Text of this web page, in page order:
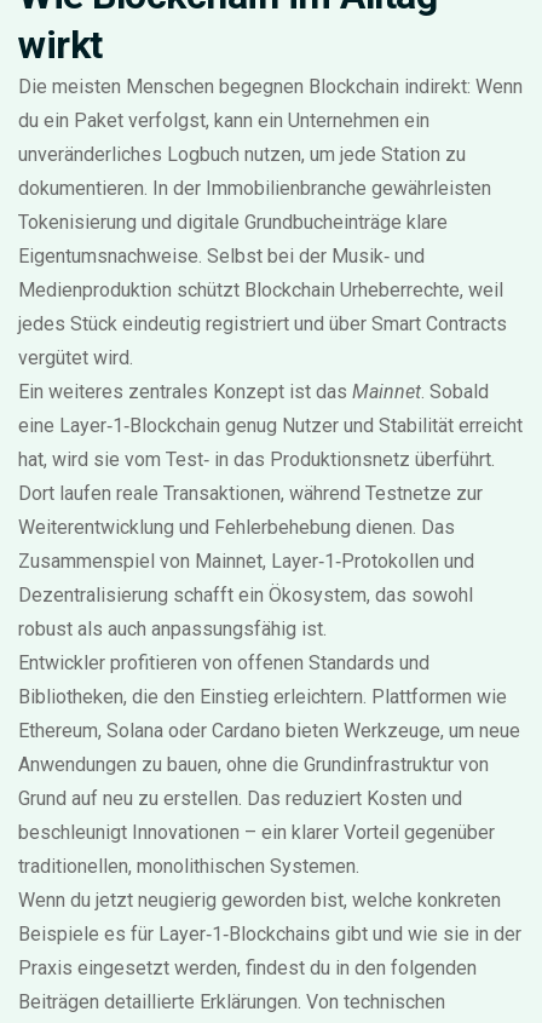
wirkt
Die meisten Menschen begegnen Blockchain indirekt: Wenn
du ein Paket verfolgst, kann ein Unternehmen ein
unveränderliches Logbuch nutzen, um jede Station zu
dokumentieren. In der Immobilienbranche gewährleisten
Tokenisierung und digitale Grundbucheinträge klare
Eigentumsnachweise. Selbst bei der Musik‑ und
Medienproduktion schützt Blockchain Urheberrechte, weil
jedes Stück eindeutig registriert und über Smart Contracts
vergütet wird.
Ein weiteres zentrales Konzept ist das Mainnet. Sobald
eine Layer‑1‑Blockchain genug Nutzer und Stabilität erreicht
hat, wird sie vom Test‑ in das Produktionsnetz überführt.
Dort laufen reale Transaktionen, während Testnetze zur
Weiterentwicklung und Fehlerbehebung dienen. Das
Zusammenspiel von Mainnet, Layer‑1‑Protokollen und
Dezentralisierung schafft ein Ökosystem, das sowohl
robust als auch anpassungsfähig ist.
Entwickler profitieren von offenen Standards und
Bibliotheken, die den Einstieg erleichtern. Plattformen wie
Ethereum, Solana oder Cardano bieten Werkzeuge, um neue
Anwendungen zu bauen, ohne die Grundinfrastruktur von
Grund auf neu zu erstellen. Das reduziert Kosten und
beschleunigt Innovationen – ein klarer Vorteil gegenüber
traditionellen, monolithischen Systemen.
Wenn du jetzt neugierig geworden bist, welche konkreten
Beispiele es für Layer‑1‑Blockchains gibt und wie sie in der
Praxis eingesetzt werden, findest du in den folgenden
Beiträgen detaillierte Erklärungen. Von technischen